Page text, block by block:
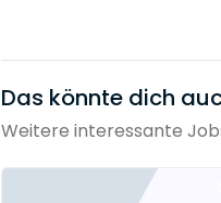
Das könnte dich
Weitere interessante